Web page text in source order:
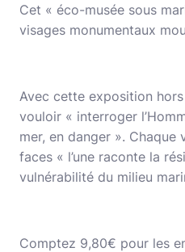
Cet « éco-musée sous
visages monumentaux
Avec cette exposition
vouloir « interroger
mer, en danger ». Chaque
faces « l’une raconte la
vulnérabilité du milieu
Comptez 9,80€ pour les